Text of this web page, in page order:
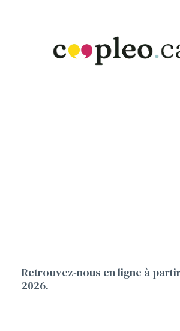
Retrouvez-nous en ligne à
2026.